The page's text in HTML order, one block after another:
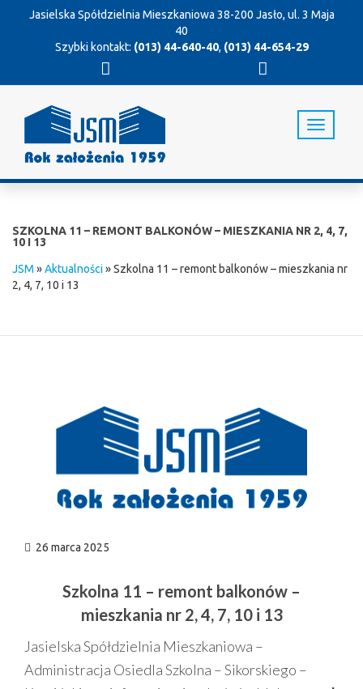
Jasielska Spółdzielnia Mieszkaniowa 38-200 Jasło, ul. 3 Maja
40
Szybki kontakt: (013) 44-640-40, (013) 44-654-29
T
o
a
i
i
SZKOLNA 11 – REMONT BALKONÓW – MIESZKANIA NR 2, 4, 7,
10 I 13
JSM »Aktualności»Szkolna 11 – remont balkonów – mieszkania nr
2, 4, 7, 10 i 13
26 marca 2025
Szkolna 11 – remont balkonów –
mieszkania nr 2, 4, 7, 10 i 13
Jasielska Spółdzielnia Mieszkaniowa –
Administracja Osiedla Szkolna – Sikorskiego –